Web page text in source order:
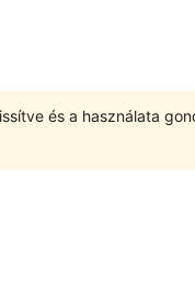
és a használata